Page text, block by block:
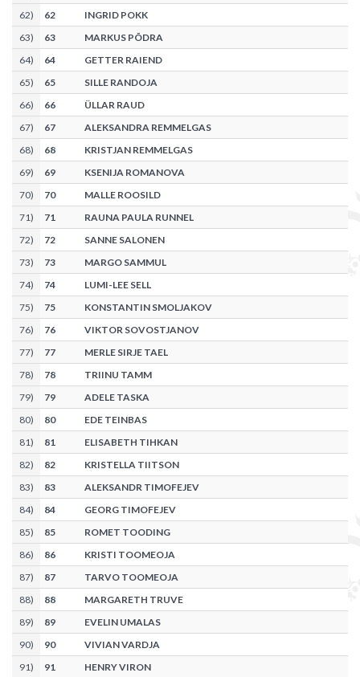
62) 62
INGRID POKK
63) 63
MARKUS PÕDRA
64) 64
GETTER RAIEND
65) 65
SILLE RANDOJA
66) 66
ÜLLAR RAUD
67) 67
ALEKSANDRA REMMELGAS
68) 68
KRISTJAN REMMELGAS
69) 69
KSENIJA ROMANOVA
70) 70
MALLE ROOSILD
71) 71
RAUNA PAULA RUNNEL
72) 72
SANNE SALONEN
73) 73
MARGO SAMMUL
74) 74
LUMI-LEE SELL
75) 75
KONSTANTIN SMOLJAKOV
76) 76
VIKTOR SOVOSTJANOV
77) 77
MERLE SIRJE TAEL
78) 78
TRIINU TAMM
79) 79
ADELE TASKA
80) 80
EDE TEINBAS
81) 81
ELISABETH TIHKAN
82) 82
KRISTELLA TIITSON
83) 83
ALEKSANDR TIMOFEJEV
84) 84
GEORG TIMOFEJEV
85) 85
ROMET TOODING
86) 86
KRISTI TOOMEOJA
87) 87
TARVO TOOMEOJA
88) 88
MARGARETH TRUVE
89) 89
EVELIN UMALAS
90) 90
VIVIAN VARDJA
91) 91 HENRY VIRON